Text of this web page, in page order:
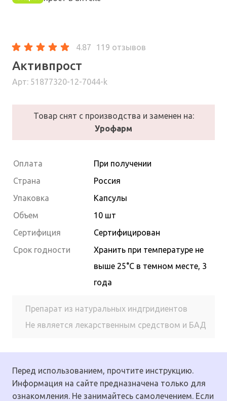
4.87 119 отзывов
Активпрост
Арт: 51877320-12-7044-k
Товар снят с производства и заменен на:
Урофарм
Оплата
При получении
Страна
Россия
Упаковка
Капсулы
Объем
10 шт
Сертифиция
Сертифицирован
Cрок годности
Хранить при температуре не
выше 25°С в темном месте, 3
года
Препарат из натуральных индгридиентов
Не является лекарственным средством и БАД
Перед использованием, прочтите инструкцию.
Информация на сайте предназначена только для
ознакомления. Не занимайтесь самолечением. Если